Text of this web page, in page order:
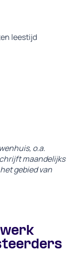
leestijd
o.a.
maandelijks
gebied van